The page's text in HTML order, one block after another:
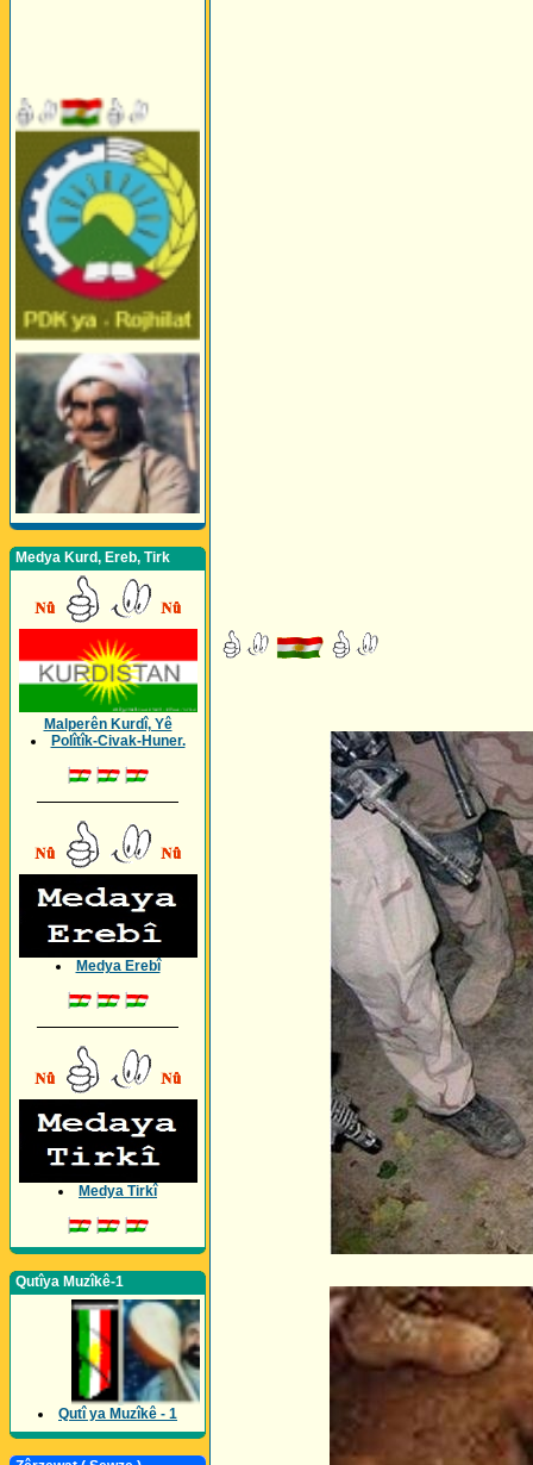
Medya Kurd, Ereb, Tirk
Malperên Kurdî, Yê
Polîtîk-Civak-Huner.
Medya Erebî
Medya Tirkî
Qutîya Muzîkê-1
Qutî ya Muzîkê - 1